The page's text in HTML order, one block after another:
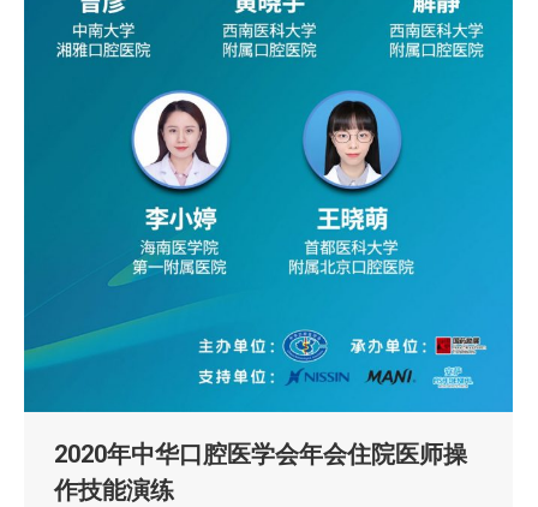
2020年中华口腔医学会年会住院医师操
作技能演练